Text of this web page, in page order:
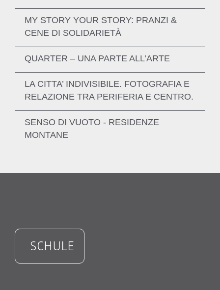
ENTDECKEN SIE MEHR
ENTDECKEN SIE MEHR
ENTDECKEN SIE MEHR
MY STORY YOUR STORY: PRANZI &
CENE DI SOLIDARIETÀ
QUARTER – UNA PARTE ALL’ARTE
LA CITTA’ INDIVISIBILE. FOTOGRAFIA E
RELAZIONE TRA PERIFERIA E CENTRO.
SENSO DI VUOTO - RESIDENZE
MONTANE
ENTDECKEN SIE MEHR
SCHULE